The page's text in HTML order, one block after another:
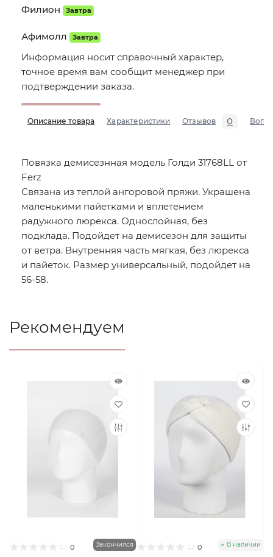
Филион Завтра
Афимолл Завтра
Информация носит справочный характер,
точное время вам сообщит менеджер при
подтверждении заказа.
Описание товара Характеристики Отзывов 0
Повязка демисезнная модель Голди 31768LL от
Ferz
Связана из теплой ангоровой пряжи. Украшена
маленькими пайетками и вплетением
радужного люрекса. Однослойная, без
подклада. Подойдет на демисезон для защиты
от ветра. Внутренняя часть мягкая, без люрекса
и пайеток. Размер универсальный, подойдет на
56-58.
Рекомендуем
0 Закончился 0 В наличии